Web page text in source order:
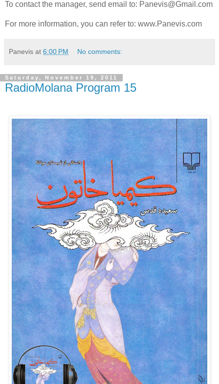
To contact the manager, send email to: Panevis@Gmail.com
For more information, you can refer to: www.Panevis.com
Panevis at 6:00 PM No comments:
Saturday, November 19, 2011
RadioMolana Program 15